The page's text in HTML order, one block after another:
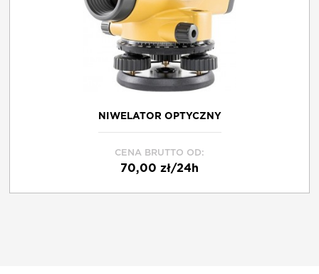
NIWELATOR OPTYCZNY
CENA BRUTTO OD:
70,00 zł/24h